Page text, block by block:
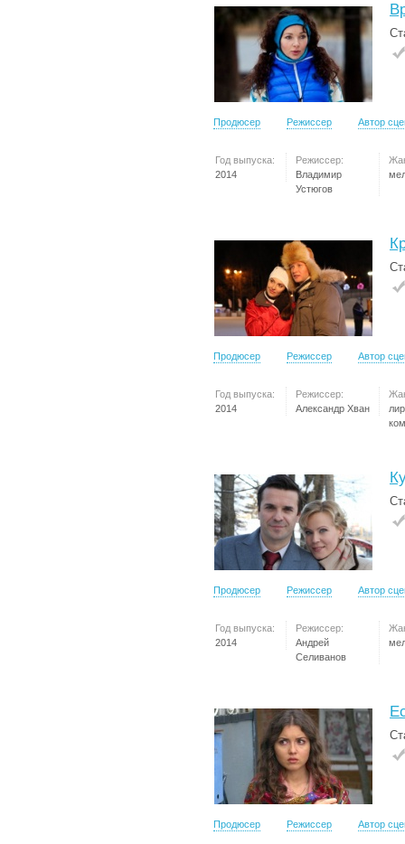
Продюсер Режиссер Автор
Год выпуска:
2014
Режиссер:
Владимир
Устюгов
Продюсер Режиссер Автор
Год выпуска:
2014
Режиссер:
Александр Хван
Продюсер Режиссер Автор
Год выпуска:
2014
Режиссер:
Андрей
Селиванов
Продюсер Режиссер Автор